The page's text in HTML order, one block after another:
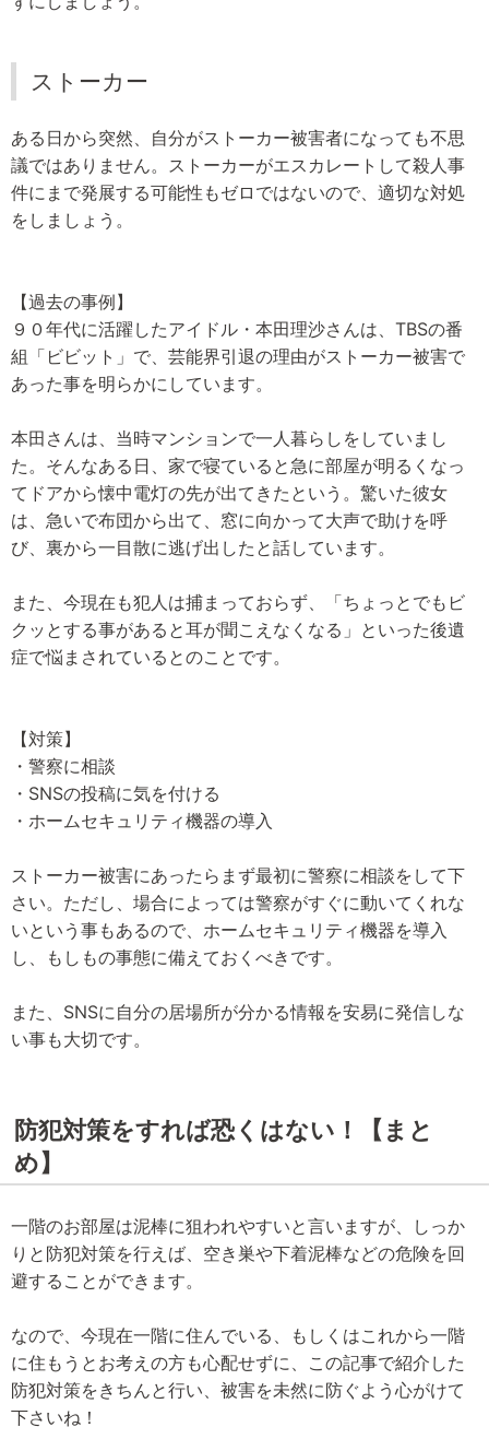
ストーカー
ある日から突然、自分がストーカー被害者になっても不思
議ではありません。ストーカーがエスカレートして殺人事
件にまで発展する可能性もゼロではないので、適切な対処
をしましょう。
【過去の事例】
９０年代に活躍したアイドル・本田理沙さんは、TBSの番
組「ビビット」で、芸能界引退の理由がストーカー被害で
あった事を明らかにしています。
本田さんは、当時マンションで一人暮らしをしていまし
た。そんなある日、家で寝ていると急に部屋が明るくなっ
てドアから懐中電灯の先が出てきたという。驚いた彼女
は、急いで布団から出て、窓に向かって大声で助けを呼
び、裏から一目散に逃げ出したと話しています。
また、今現在も犯人は捕まっておらず、「ちょっとでもビ
クッとする事があると耳が聞こえなくなる」といった後遺
症で悩まされているとのことです。
【対策】
・警察に相談
・SNSの投稿に気を付ける
・ホームセキュリティ機器の導入
ストーカー被害にあったらまず最初に警察に相談をして下
さい。ただし、場合によっては警察がすぐに動いてくれな
いという事もあるので、ホームセキュリティ機器を導入
し、もしもの事態に備えておくべきです。
また、SNSに自分の居場所が分かる情報を安易に発信しな
い事も大切です。
防犯対策をすれば恐くはない！【まと
め】
一階のお部屋は泥棒に狙われやすいと言いますが、しっか
りと防犯対策を行えば、空き巣や下着泥棒などの危険を回
避することができます。
なので、今現在一階に住んでいる、もしくはこれから一階
に住もうとお考えの方も心配せずに、この記事で紹介した
防犯対策をきちんと行い、被害を未然に防ぐよう心がけて
下さいね！